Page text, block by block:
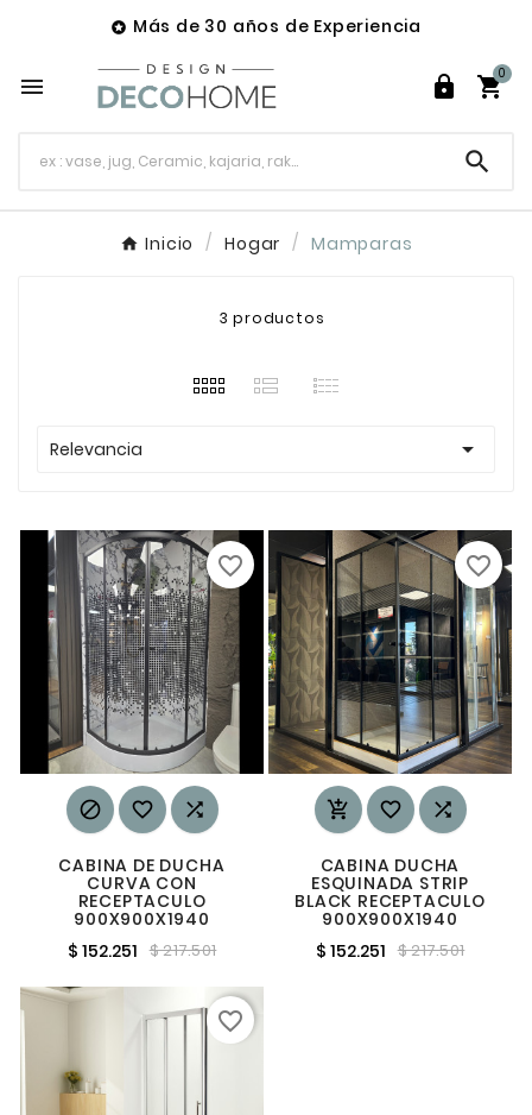
 Más de 30 años de Experiencia
  
0

Inicio Hogar Mamparas
3 productos
Relevancia 
  
CABINA DE DUCHA
CURVA CON
RECEPTACULO
900X900X1940
$ 152.251 $ 217.501
favorite_border
  
CABINA DUCHA
ESQUINADA STRIP
BLACK RECEPTACULO
900X900X1940
$ 152.251 $ 217.501
favorite_border
favorite_border